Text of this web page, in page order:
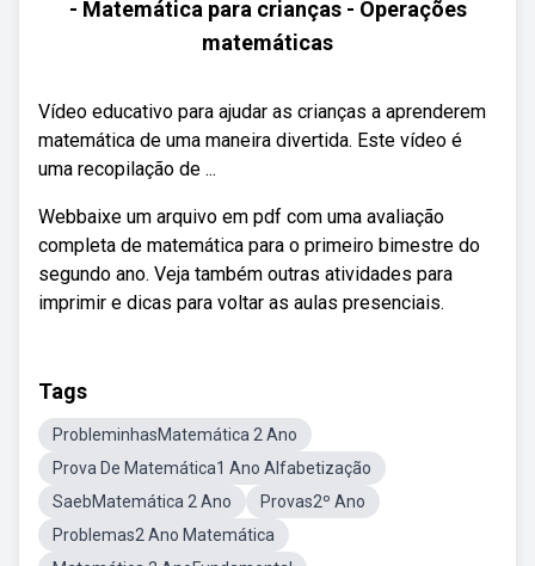
- Matemática para crianças - Operações
matemáticas
Vídeo educativo para ajudar as crianças a aprenderem
matemática de uma maneira divertida. Este vídeo é
uma recopilação de ...
Webbaixe um arquivo em pdf com uma avaliação
completa de matemática para o primeiro bimestre do
segundo ano. Veja também outras atividades para
imprimir e dicas para voltar as aulas presenciais.
Tags
ProbleminhasMatemática 2 Ano
Prova De Matemática1 Ano Alfabetização
SaebMatemática 2 Ano
Provas2º Ano
Problemas2 Ano Matemática